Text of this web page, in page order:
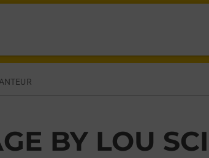
BY LOU